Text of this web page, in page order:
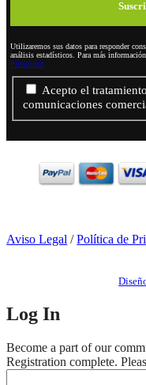
Utilizaremos sus datos para responder
análisis estadísticos. Para más
Privacidad
Acepto el
comunicaciones
Aviso Legal /Política de
Log In
Become a part of our
Registration complete.